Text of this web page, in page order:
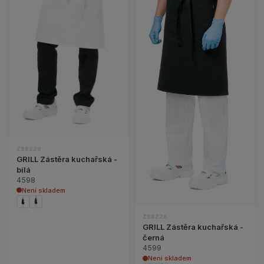
Z98228
GRILL Zástěra kuchařská -
bílá
4598
Není skladem
Zobrazit detail
Z98226
GRILL Zástěra kuchařská -
černá
4599
Není skladem